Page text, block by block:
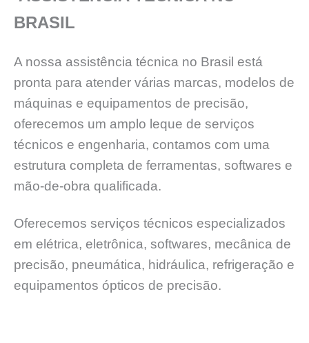
BRASIL
A nossa assistência técnica no Brasil está
pronta para atender várias marcas, modelos de
máquinas e equipamentos de precisão,
oferecemos um amplo leque de serviços
técnicos e engenharia, contamos com uma
estrutura completa de ferramentas, softwares e
mão-de-obra qualificada.
Oferecemos serviços técnicos especializados
em elétrica, eletrônica, softwares, mecânica de
precisão, pneumática, hidráulica, refrigeração e
equipamentos ópticos de precisão.